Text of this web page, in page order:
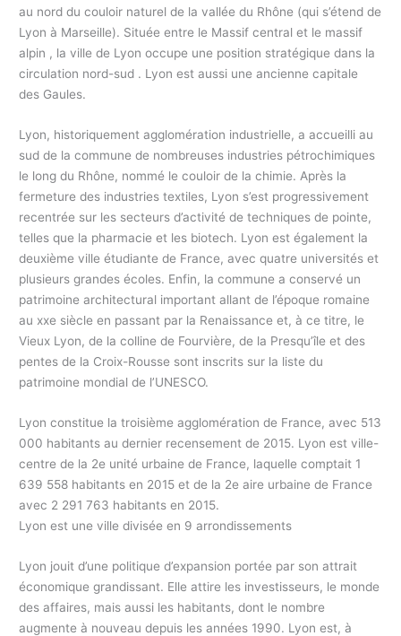
au nord du couloir naturel de la vallée du Rhône (qui s’étend de
Lyon à Marseille). Située entre le Massif central et le massif
alpin , la ville de Lyon occupe une position stratégique dans la
circulation nord-sud . Lyon est aussi une ancienne capitale
des Gaules.
Lyon, historiquement agglomération industrielle, a accueilli au
sud de la commune de nombreuses industries pétrochimiques
le long du Rhône, nommé le couloir de la chimie. Après la
fermeture des industries textiles, Lyon s’est progressivement
recentrée sur les secteurs d’activité de techniques de pointe,
telles que la pharmacie et les biotech. Lyon est également la
deuxième ville étudiante de France, avec quatre universités et
plusieurs grandes écoles. Enfin, la commune a conservé un
patrimoine architectural important allant de l’époque romaine
au xxe siècle en passant par la Renaissance et, à ce titre, le
Vieux Lyon, de la colline de Fourvière, de la Presqu’île et des
pentes de la Croix-Rousse sont inscrits sur la liste du
patrimoine mondial de l’UNESCO.
Lyon constitue la troisième agglomération de France, avec 513
000 habitants au dernier recensement de 2015. Lyon est ville-
centre de la 2e unité urbaine de France, laquelle comptait 1
639 558 habitants en 2015 et de la 2e aire urbaine de France
avec 2 291 763 habitants en 2015.
Lyon est une ville divisée en 9 arrondissements
Lyon jouit d’une politique d’expansion portée par son attrait
économique grandissant. Elle attire les investisseurs, le monde
des affaires, mais aussi les habitants, dont le nombre
augmente à nouveau depuis les années 1990. Lyon est, à